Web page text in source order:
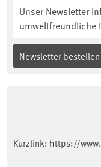
Unser Newsletter
umweltfreundliche
Newsletter bestellen
Kurzlink: https://